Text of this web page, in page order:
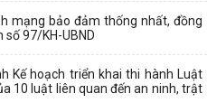
mạng bảo đảm thống nhất, đồng
97/KH-UBND
Kế hoạch triển khai thi hành Luật
10 luật liên quan đến an ninh, trật